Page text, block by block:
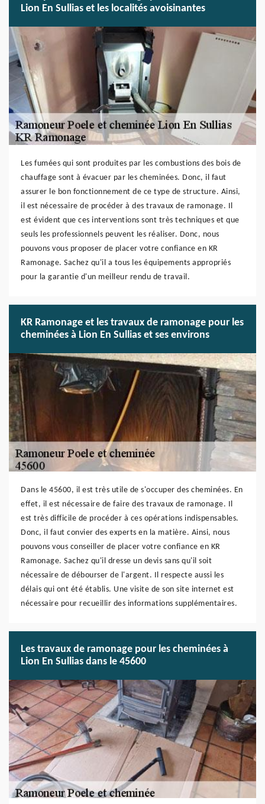
Lion En Sullias et les localités avoisinantes
Les fumées qui sont produites par les combustions des bois de
chauffage sont à évacuer par les cheminées. Donc, il faut
assurer le bon fonctionnement de ce type de structure. Ainsi,
il est nécessaire de procéder à des travaux de ramonage. Il
est évident que ces interventions sont très techniques et que
seuls les professionnels peuvent les réaliser. Donc, nous
pouvons vous proposer de placer votre confiance en KR
Ramonage. Sachez qu'il a tous les équipements appropriés
pour la garantie d'un meilleur rendu de travail.
KR Ramonage et les travaux de ramonage pour les
cheminées à Lion En Sullias et ses environs
Dans le 45600, il est très utile de s'occuper des cheminées. En
effet, il est nécessaire de faire des travaux de ramonage. Il
est très difficile de procéder à ces opérations indispensables.
Donc, il faut convier des experts en la matière. Ainsi, nous
pouvons vous conseiller de placer votre confiance en KR
Ramonage. Sachez qu'il dresse un devis sans qu'il soit
nécessaire de débourser de l'argent. Il respecte aussi les
délais qui ont été établis. Une visite de son site internet est
nécessaire pour recueillir des informations supplémentaires.
Les travaux de ramonage pour les cheminées à
Lion En Sullias dans le 45600